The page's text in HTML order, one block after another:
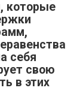
которые
себя
свою
в этих